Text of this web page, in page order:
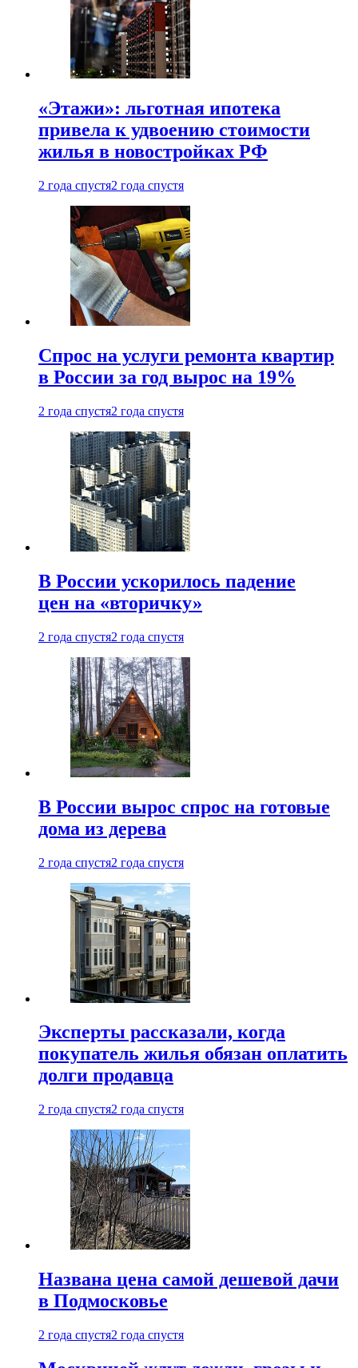
«Этажи»: льготная ипотека
привела к удвоению стоимости
жилья в новостройках РФ
2 года спустя2 года спустя
Спрос на услуги ремонта квартир
в России за год вырос на 19%
2 года спустя2 года спустя
В России ускорилось падение
цен на «вторичку»
2 года спустя2 года спустя
В России вырос спрос на готовые
дома из дерева
2 года спустя2 года спустя
Эксперты рассказали, когда
покупатель жилья обязан оплатить
долги продавца
2 года спустя2 года спустя
Названа цена самой дешевой дачи
в Подмосковье
2 года спустя2 года спустя